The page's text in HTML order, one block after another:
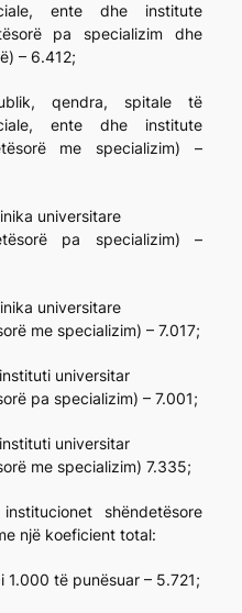
ente dhe institute
pa specializim dhe
– 6.412;
qendra, spitale të
ente dhe institute
me specializim) –
universitare
pa specializim) –
universitare
me specializim) – 7.017;
universitar
pa specializim) – 7.001;
universitar
me specializim) 7.335;
shëndetësore
një koeficient total:
1.000 të punësuar – 5.721;